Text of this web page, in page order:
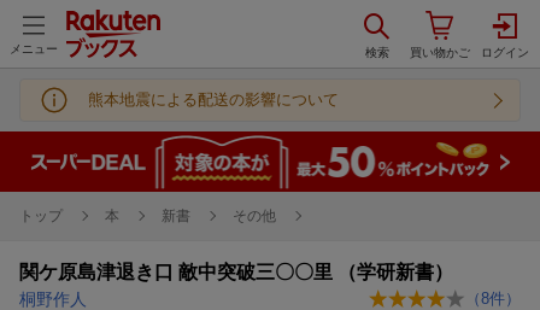
メニュー
熊本地震による配送の影響について
トップ 本 新書 その他
関ケ原島津退き口 敵中突破三〇〇里 （学研新書）
桐野作人 （8件）